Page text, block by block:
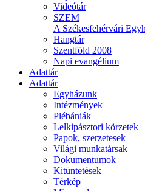
Videótár
SZEM
A Székesfehérvári
Hangtár
Szentföld 2008
Napi evangélium
Adattár
Adattár
Egyházunk
Intézmények
Plébániák
Lelkipásztori körzetek
Papok, szerzetesek
Világi munkatársak
Dokumentumok
Kitüntetések
Térkép